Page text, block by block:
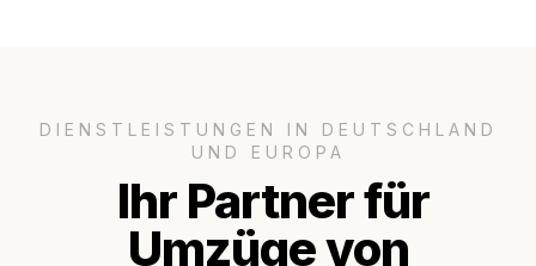
DIENSTLEISTUNGEN IN DEUTSCHLAND
UND EUROPA
Ihr Partner für
Umzüge von